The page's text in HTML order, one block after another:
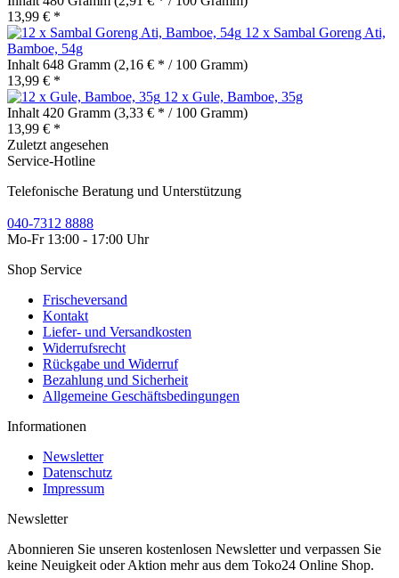
13,99 € *
12 x Sambal Goreng Ati,
Bamboe, 54g
Inhalt 648 Gramm (2,16 € * / 100 Gramm)
13,99 € *
12 x Gule, Bamboe, 35g
Inhalt 420 Gramm (3,33 € * / 100 Gramm)
13,99 € *
Zuletzt angesehen
Service-Hotline
Telefonische Beratung und Unterstützung
040-7312 8888
Mo-Fr 13:00 - 17:00 Uhr
Shop Service
Frischeversand
Kontakt
Liefer- und Versandkosten
Widerrufsrecht
Rückgabe und Widerruf
Bezahlung und Sicherheit
Allgemeine Geschäftsbedingungen
Informationen
Newsletter
Datenschutz
Impressum
Newsletter
Abonnieren Sie unseren kostenlosen Newsletter und verpassen Sie
keine Neuigkeit oder Aktion mehr aus dem Toko24 Online Shop.